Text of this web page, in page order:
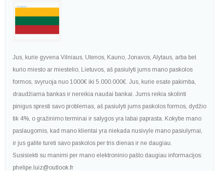
Jus, kurie gyvena Vilniaus, Utenos, Kauno, Jonavos, Alytaus, arba bet
kurio miesto ar miestelio, Lietuvos, aš pasiulyti jums mano paskolos
formos, svyruoja nuo 1000€ iki 5.000.000€. Jus, kurie esate pakimba,
draudžiama bankas ir nereikia naudai bankai. Jums reikia skolinti
pinigus spresti savo problemas, aš pasiulyti jums paskolos formos, dydžio
tik 4%, o gražinimo terminai ir salygos yra labai paprasta. Kokybe mano
paslaugomis, kad mano klientai yra niekada nusivyle mano pasiulymai,
ir jus galite tureti savo paskolos per tris dienas ir ne daugiau.
Susisiekti su manimi per mano elektroninio pašto daugiau informacijos:
phelipe.luiz@outlook.fr